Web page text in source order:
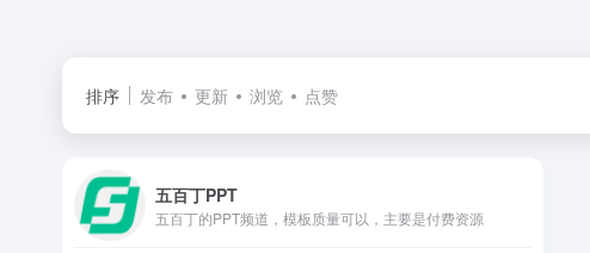
排序 发布 更新 浏览 点赞
五百丁PPT
五百丁的PPT频道，模板质量可以，主要是付费资源